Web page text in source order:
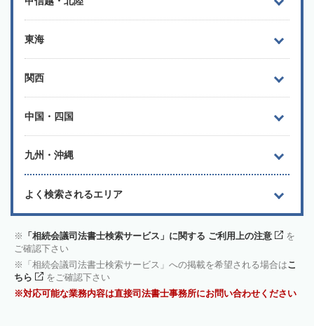
東海
関西
中国・四国
九州・沖縄
よく検索されるエリア
「相続会議司法書士検索サービス」に関する ご利用上の注意
を
ご確認下さい
「相続会議司法書士検索サービス」への掲載を希望される場合はこ
ちら
をご確認下さい
対応可能な業務内容は直接司法書士事務所にお問い合わせください